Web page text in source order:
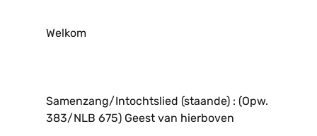
Welkom
Samenzang/Intochtslied (staande) : (Opw.
383/NLB 675) Geest van hierboven